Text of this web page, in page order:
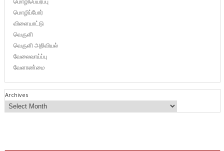
மொழிப்போர்
விளையாட்டு
வெருளி
வெருளி அறிவியல்
வேலைவாய்ப்பு
வேளாண்மை
Archives